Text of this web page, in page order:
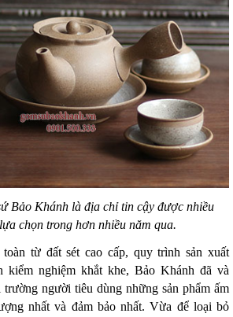
Bảo Khánh là địa chỉ tin cậy được nhiều
chọn trong hơn nhiều năm qua.
từ đất sét cao cấp, quy trình sản xuất
kiểm nghiệm khắt khe, Bảo Khánh đã và
trường người tiêu dùng những sản phẩm ấm
nhất và đảm bảo nhất. Vừa để loại bỏ